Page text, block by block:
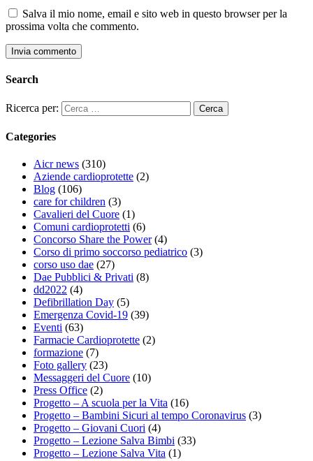
Salva il mio nome, email e sito web in questo browser per la
prossima volta che commento.
Search
Ricerca per:
Categories
Aicr news (310)
Aziende cardioprotette (2)
Blog (106)
care for children (3)
Cavalieri del Cuore (1)
Comuni cardioprotetti (6)
Concorso Share the Power(4)
Corso di primo soccorso pediatrico (3)
corso uso dae (27)
Dae Pubblici & Privati (8)
dd2022 (4)
Defibrillation Day (5)
Emergenza Covid-19 (39)
Eventi (63)
Farmacie Cardioprotette (2)
formazione (7)
Foto gallery (23)
Messaggeri del Cuore (10)
Press Office (2)
Progetto – A scuola per la Vita (16)
Progetto – Bambini Sicuri al tempo Coronavirus (3)
Progetto – Giovani Cuori (4)
Progetto – Lezione Salva Bimbi (33)
Progetto – Lezione Salva Vita (1)